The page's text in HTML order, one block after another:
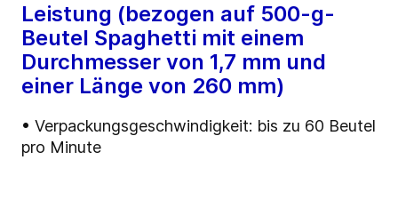
Leistung (bezogen auf 500-g-
Beutel Spaghetti mit einem
Durchmesser von 1,7 mm und
einer Länge von 260 mm)
• Verpackungsgeschwindigkeit: bis zu 60 Beutel
pro Minute